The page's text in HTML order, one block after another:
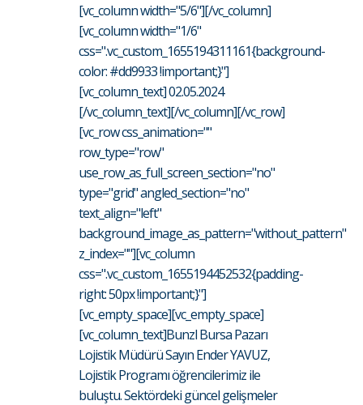
[vc_column width="5/6"][/vc_column]
[vc_column width="1/6"
css=".vc_custom_1655194311161{background-
color: #dd9933 !important;}"]
[vc_column_text] 02.05.2024
[/vc_column_text][/vc_column][/vc_row]
[vc_row css_animation=""
row_type="row"
use_row_as_full_screen_section="no"
type="grid" angled_section="no"
text_align="left"
background_image_as_pattern="without_pattern"
z_index=""][vc_column
css=".vc_custom_1655194452532{padding-
right: 50px !important;}"]
[vc_empty_space][vc_empty_space]
[vc_column_text]Bunzl Bursa Pazarı
Lojistik Müdürü Sayın Ender YAVUZ,
Lojistik Programı öğrencilerimiz ile
buluştu. Sektördeki güncel gelişmeler